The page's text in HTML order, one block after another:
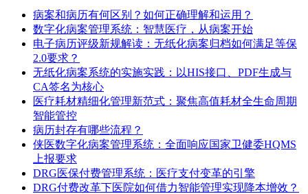
病案和病历有何区别？如何正确理解和运用？
数字化病案管理系统：智慧医疗，从病案开始
电子病历评级新规解读：无纸化病案归档如何满足等保
2.0要求？
无纸化病案系统的实施实践：以HIS接口、PDF生成与
CA签名为核心
医疗耗材精细化管理新范式：聚焦高值耗材全生命周期
智能管控
病历封存有哪些流程？
侠医数字化病案管理系统：全面响应国家卫健委HQMS
上报要求
DRG医保付费管理系统：医疗支付变革的引擎
DRG付费改革下医院如何借力智能管理实现降本增效？